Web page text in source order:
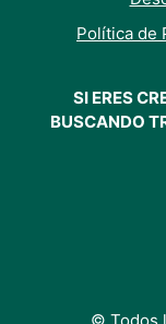
Política de
SI ERES
BUSCANDO